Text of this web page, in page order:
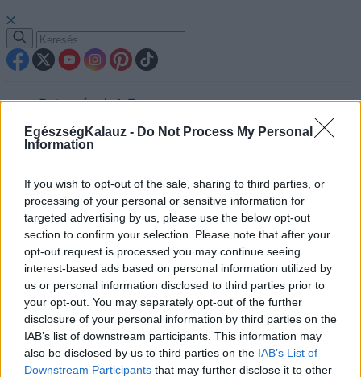
EgészségKalauz - Do Not Process My Personal
Information
If you wish to opt-out of the sale, sharing to third parties, or
processing of your personal or sensitive information for
targeted advertising by us, please use the below opt-out
section to confirm your selection. Please note that after your
opt-out request is processed you may continue seeing
interest-based ads based on personal information utilized by
us or personal information disclosed to third parties prior to
your opt-out. You may separately opt-out of the further
disclosure of your personal information by third parties on the
IAB’s list of downstream participants. This information may
also be disclosed by us to third parties on the IAB’s List of
Downstream Participants that may further disclose it to other
Betegségek A-Z
Vizsgálat
Kezelés
Kutatás
Prevenció
Hírek
Videók
Kisállatok egészsége
#allergia#influenza#cukorbetegség
#orvosmeteorológia#vérnyomás#stroke #rákbetegség
#pajzsmirigy #reflux#ekcéma#herpesz
Regisztráció